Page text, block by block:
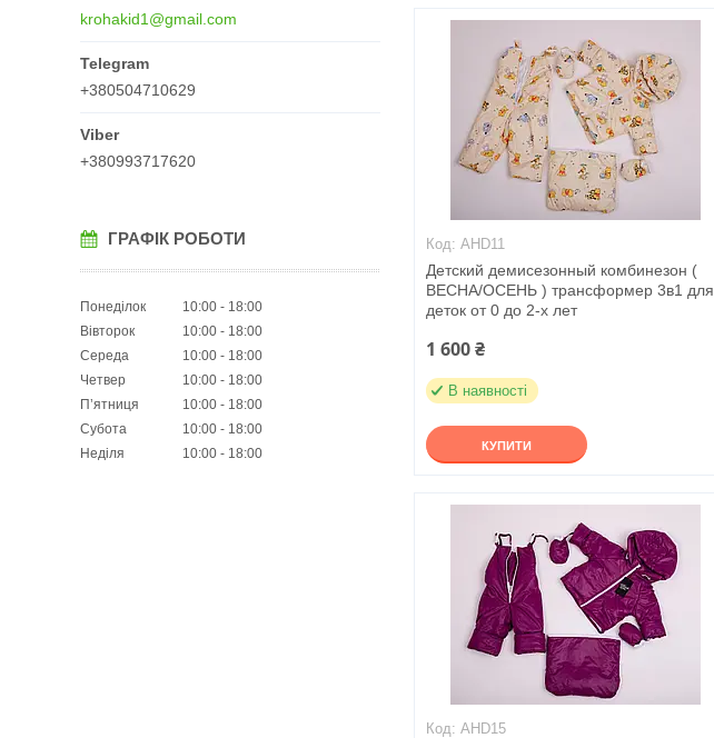
krohakid1@gmail.com
+380504710629
+380993717620
ГРАФІК РОБОТИ
Понеділок 10:00
18:00
Вівторок
10:00
18:00
Середа
10:00
18:00
Четвер
10:00
18:00
Пʼятниця
10:00
18:00
Субота
10:00
18:00
Неділя
10:00 18:00
AHD11
Детский демисезонный комбинезон (
ВЕСНА/ОСЕНЬ ) трансформер 3в1 для
деток от 0 до 2-х лет
1 600 ₴
В наявності
КУПИТИ
AHD15